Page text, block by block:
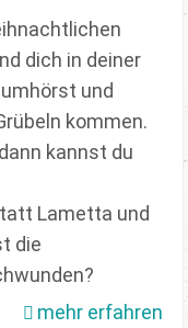
dich in deiner
und
kommen.
kannst du
Lametta und
die
mehr erfahren